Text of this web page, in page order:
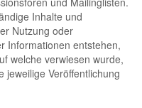
Inhalte und
Nutzung oder
Informationen entstehen,
welche verwiesen wurde,
jeweilige Veröffentlichung